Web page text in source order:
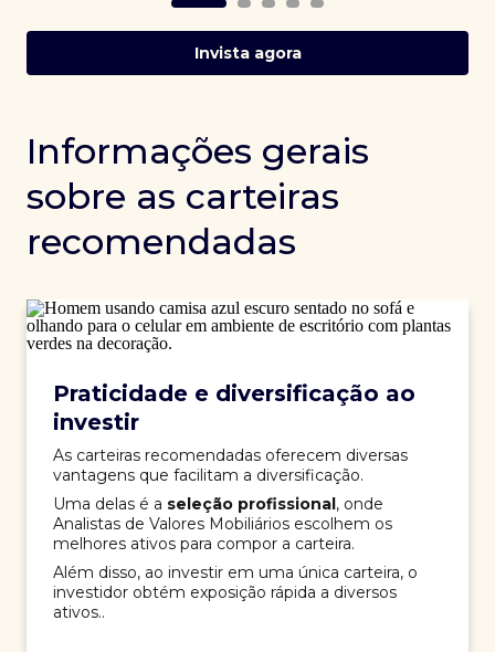
Invista agora
Informações gerais
sobre as carteiras
recomendadas
Praticidade e diversificação ao
investir
As carteiras recomendadas oferecem diversas
vantagens que facilitam a diversificação.
Uma delas é a seleção profissional, onde
Analistas de Valores Mobiliários escolhem os
melhores ativos para compor a carteira.
Além disso, ao investir em uma única carteira, o
investidor obtém exposição rápida a diversos
ativos..